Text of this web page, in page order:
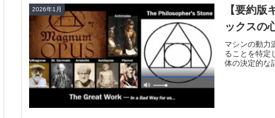
2026年1月
【要約
ックスの
マシンの動力
ることを特定
体の決定的な